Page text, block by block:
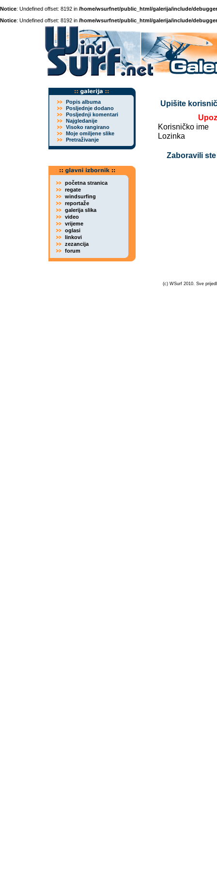
Notice: Undefined offset: 8192 in /home/wsurfnet/public_html/galerija/include/
Notice: Undefined offset: 8192 in /home/wsurfnet/public_html/galerija/include/
Popis albuma
Posljednje dodano
Posljednji komentari
Najgledanije
Visoko rangirano
Moje omiljene slike
Pretraživanje
početna stranica
regate
windsurfing
reportaže
galerija slika
video
vrijeme
oglasi
linkovi
zezancija
forum
Upišite
Korisničko ime
Lozinka
Zaboravili
(c) WSurf 2010. Sve